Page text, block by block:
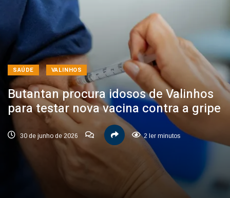
SAÚDE VALINHOS
Butantan procura idosos de Valinhos
para testar nova vacina contra a gripe
30 de junho de 2026 2 ler minutos